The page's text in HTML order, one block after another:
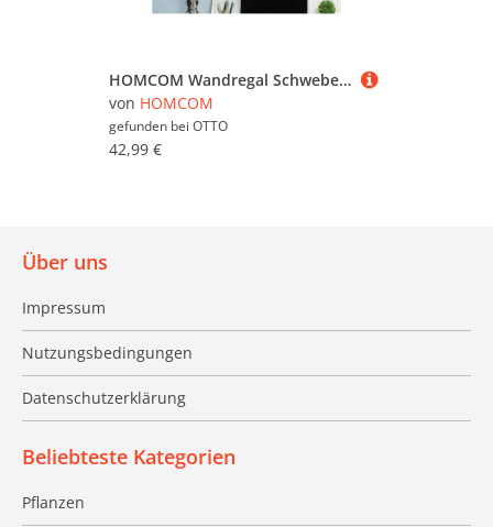
HOMCOM Wandregal Schweberegal, 5 Würfel, ineinandergreifend, 9 Fächer, Wandboard 1-tlg., Tannenholz, Weiß, 49.5 x 10.2 x 86 cm
von HOMCOM
gefunden bei OTTO
42,99 €
Über uns
Impressum
Nutzungsbedingungen
Datenschutzerklärung
Beliebteste Kategorien
Pflanzen